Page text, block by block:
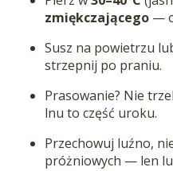
zmiękczającego —
Susz na powietrzu
strzepnij po praniu.
Prasowanie? Nie
lnu to część uroku.
Przechowuj luźno,
próżniowych — len